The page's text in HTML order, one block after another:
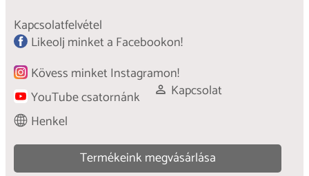
Kapcsolatfelvétel
Likeolj minket a Facebookon!
Kövess minket Instagramon!
YouTube csatornánk
Kapcsolat
Henkel
Termékeink megvásárlása